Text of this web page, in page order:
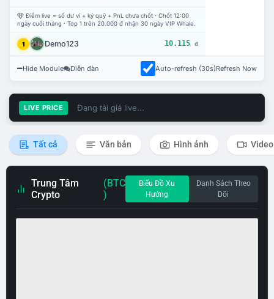
Điểm live = số dư ví + ký quỹ + PnL chưa chốt · Chốt 12:00
ngày cuối tháng · Top 1 trên 20.000 đ nhận 30 ngày VIP Whale.
1 Demo123 10.115 đ
Hide Module Diễn đàn Auto-refresh (30s)Refresh Now
LIVE PRICE Đang tải giá live...
Tất cả Văn bản Hình ảnh Video
Trung Tâm
Crypto
(BTC
)
Biểu Đồ Xu
Hướng
Danh Sách Theo
Dõi